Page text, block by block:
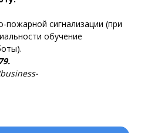
сигнализации (при
обучение